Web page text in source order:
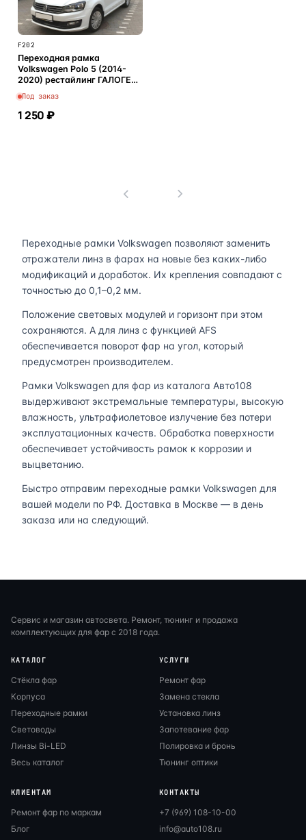
F202
Переходная рамка
Volkswagen Polo 5 (2014-
2020) рестайлинг ГАЛОГЕН
рефлектор - Hella 3 / 3R (к-т
2шт)
Под заказ
1 250 ₽
Переходные рамки Volkswagen позволяют заменить
отражатели линз в фарах на новые без каких-либо
модификаций и доработок. Их крепления совпадают с
точностью до 0,1–0,2 мм.
Положение световых модулей и горизонт при этом
сохраняются. А для линз с функцией AFS
обеспечивается поворот фар на угол, который
предусмотрен производителем.
Рамки Volkswagen для фар из каталога Авто108
выдерживают экстремальные температуры, высокую
влажность, ультрафиолетовое излучение без потери
эксплуатационных качеств. Обработка поверхности
обеспечивает устойчивость рамок к коррозии и
выцветанию.
Быстро отправим переходные рамки Volkswagen для
вашей модели по РФ. Доставка в Москве — в день
заказа или на следующий.
Сервис и магазин автосвета. Ремонт, тюнинг и продажа
комплектующих для фар с 2018 года.
КАТАЛОГ
Стёкла фар
Корпуса
Переходные рамки
Световоды
Линзы Bi-LED
Весь каталог
УСЛУГИ
Ремонт фар
Замена стекла
Установка линз
Запотевание фар
Полировка и бронь
Тюнинг оптики
КЛИЕНТАМ
Ремонт фар по маркам
Блог
КОНТАКТЫ
+7 (969) 108-10-00
info@auto108.ru